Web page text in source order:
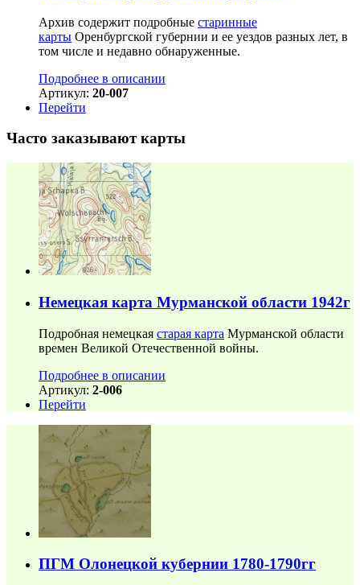
Архив содержит подробные старинные
карты Оренбургской губернии и ее уездов разных лет, в
том числе и недавно обнаруженные.
Подробнее в описании
Артикул: 20-007
Перейти
Часто заказывают карты
Немецкая карта Мурманской области 1942г
Подробная немецкая старая карта Мурманской области
времен Великой Отечественной войны.
Подробнее в описании
Артикул: 2-006
Перейти
ПГМ Олонецкой кубернии 1780-1790гг